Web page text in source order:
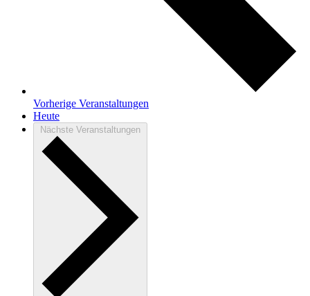
Vorherige Veranstaltungen
Heute
Nächste Veranstaltungen